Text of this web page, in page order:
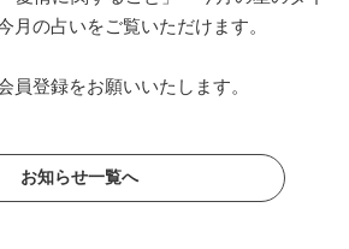
月の占いをご覧いただけます。
員登録をお願いいたします。
お知らせ一覧へ